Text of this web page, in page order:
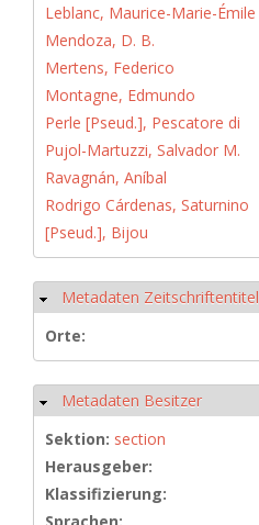
Leblanc, Maurice-Marie-Émile
Mendoza, D. B.
Mertens, Federico
Montagne, Edmundo
Perle [Pseud.], Pescatore di
Pujol-Martuzzi, Salvador M.
Ravagnán, Aníbal
Rodrigo Cárdenas, Saturnino
[Pseud.], Bijou
Hide
Metadaten Zeitschriftentitel
Orte:
Hide
Metadaten Besitzer
Sektion: section
Herausgeber:
Klassifizierung:
Sprachen: